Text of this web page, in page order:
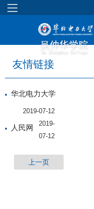
友情链接
华北电力大学
2019-07-12
人民网
2019-
07-12
上一页